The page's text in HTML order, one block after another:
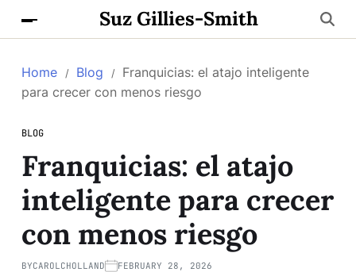
Suz Gillies-Smith
Home Blog
Franquicias: el atajo inteligente
para crecer con menos riesgo
BLOG
Franquicias: el atajo
inteligente para crecer
con menos riesgo
BYCAROLCHOLLAND FEBRUARY 28, 2026